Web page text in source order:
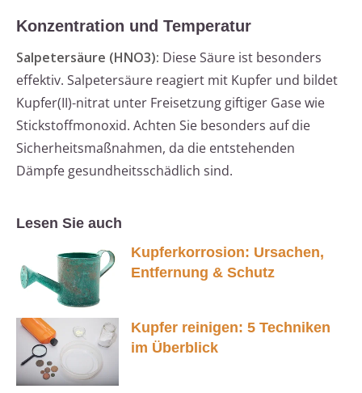
Konzentration und Temperatur
Salpetersäure (HNO3): Diese Säure ist besonders
effektiv. Salpetersäure reagiert mit Kupfer und bildet
Kupfer(II)-nitrat unter Freisetzung giftiger Gase wie
Stickstoffmonoxid. Achten Sie besonders auf die
Sicherheitsmaßnahmen, da die entstehenden
Dämpfe gesundheitsschädlich sind.
Lesen Sie auch
Kupferkorrosion: Ursachen,
Entfernung & Schutz
Kupfer reinigen: 5 Techniken
im Überblick